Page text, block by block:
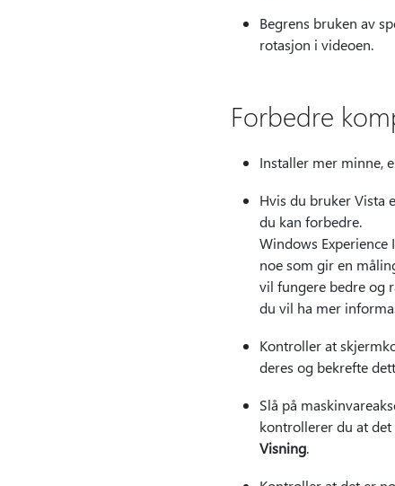
Begrens bruken av
rotasjon i videoen.
Forbedre
Installer mer minne,
Hvis du bruker Vista
du kan forbedre.
Windows
noe som gir en
vil fungere bedre og
du vil ha mer
Kontroller at
deres og bekrefte
Slå på
kontrollerer du at
Visning.